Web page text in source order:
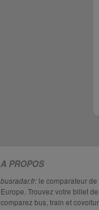
A PROPOS
busradar.fr: le comparateur
Europe. Trouvez votre billet
comparez bus, train et